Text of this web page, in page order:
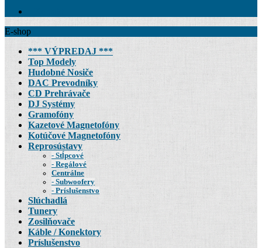
E-shop
*** VÝPREDAJ ***
Top Modely
Hudobné Nosiče
DAC Prevodníky
CD Prehrávače
DJ Systémy
Gramofóny
Kazetové Magnetofóny
Kotúčové Magnetofóny
Reprosústavy
Stĺpcové
Regálové
Centrálne
Subwoofery
Príslušenstvo
Slúchadlá
Tunery
Zosilňovače
Káble / Konektory
Príslušenstvo